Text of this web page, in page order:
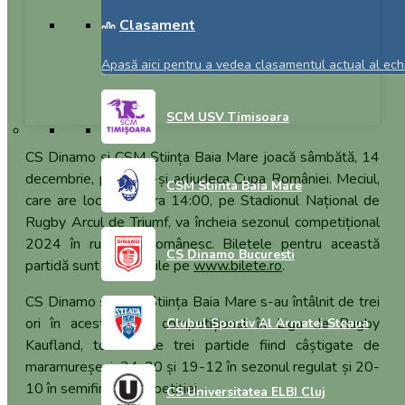
Clasament
Apasă aici pentru a vedea clasamentul actual al
SCM USV Timisoara
CSM Stiinta Baia Mare
CS Dinamo Bucuresti
Clubul Sportiv Al Armatei Steaua
CS Universitatea ELBI Cluj
prefațează finala Cupei
României
CS Dinamo și CSM Știința Baia Mare joacă sâmbătă, 14
decembrie, pentru a-și adjudeca Cupa României. Meciul,
care are loc de la ora 14:00, pe Stadionul Național de
Rugby Arcul de Triumf, va încheia sezonul competițional
2024 în rugby-ul românesc. Biletele pentru această
partidă sunt disponibile pewww.bilete.ro.
CS Dinamo și CSM Știința Baia Mare s-au întâlnit de trei
ori în acest sezon competițional în Liga de Rugby
Kaufland, toate cele trei partide fiind câștigate de
maramureșeni, 34-20 și 19-12 în sezonul regulat și 20-
10 în semifinala competiției.